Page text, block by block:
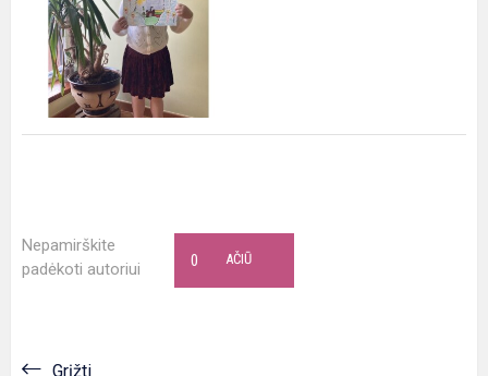
Nepamirškite
padėkoti autoriui
AČIŪ
0
Grįžti